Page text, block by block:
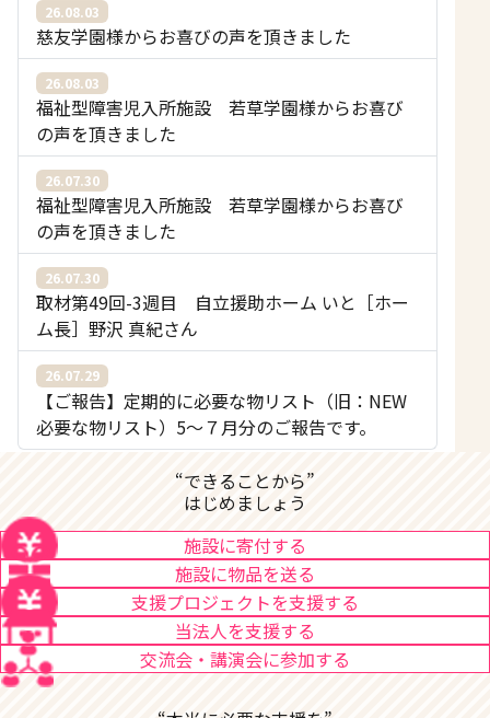
26.08.03
慈友学園様からお喜びの声を頂きました
26.08.03
福祉型障害児入所施設 若草学園様からお喜び
の声を頂きました
26.07.30
福祉型障害児入所施設 若草学園様からお喜び
の声を頂きました
26.07.30
取材第49回-3週目 自立援助ホーム いと［ホー
ム長］野沢 真紀さん
26.07.29
【ご報告】定期的に必要な物リスト（旧：NEW
必要な物リスト）5〜７月分のご報告です。
“できることから”
はじめましょう
施設に寄付する
施設に物品を送る
支援プロジェクトを支援する
当法人を支援する
交流会・講演会に参加する